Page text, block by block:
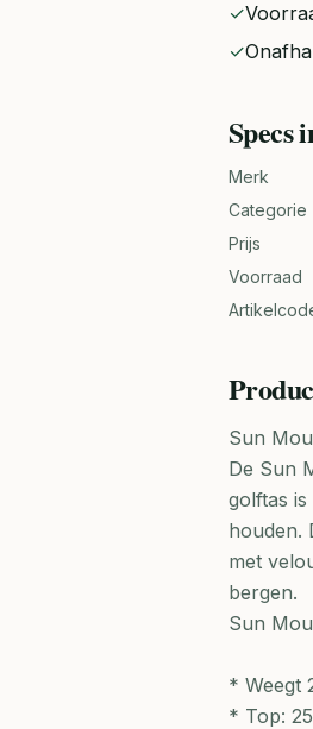
✓
✓
Specs
Merk
Categorie
Prijs
Voorraad
Sun
De Sun
golftas
houden.
met
bergen.
Sun
* Weegt
* Top: